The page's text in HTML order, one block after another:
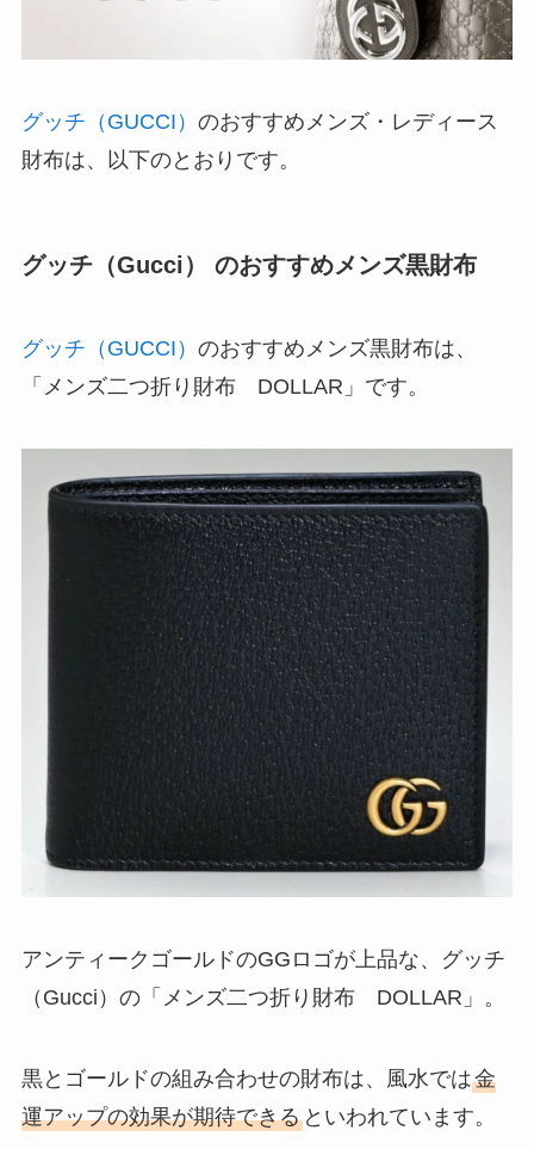
グッチ（GUCCI） のおすすめメンズ・レディース
財布は、以下のとおりです。
グッチ（Gucci） のおすすめメンズ黒財布
グッチ（GUCCI） のおすすめメンズ黒財布は、
「メンズ二つ折り財布 DOLLAR」です。
アンティークゴールドのGGロゴが上品な、グッチ
（Gucci）の「メンズ二つ折り財布 DOLLAR」。
黒とゴールドの組み合わせの財布は、風水では金
運アップの効果が期待できるといわれています。